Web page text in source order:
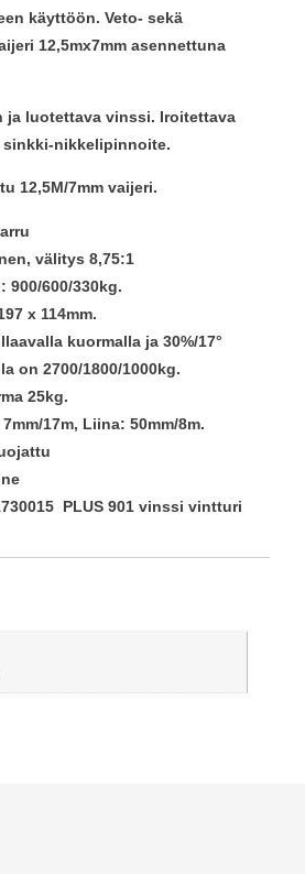
käyttöön. Veto- sekä
12,5mx7mm asennettuna
ja luotettava vinssi. Iroitettava
sinkki-nikkelipinnoite.
12,5M/7mm vaijeri.
välitys 8,75:1
900/600/330kg.
x 114mm.
kuormalla ja 30%/17°
on 2700/1800/1000kg.
25kg.
17m, Liina: 50mm/8m.
PLUS 901 vinssi vintturi